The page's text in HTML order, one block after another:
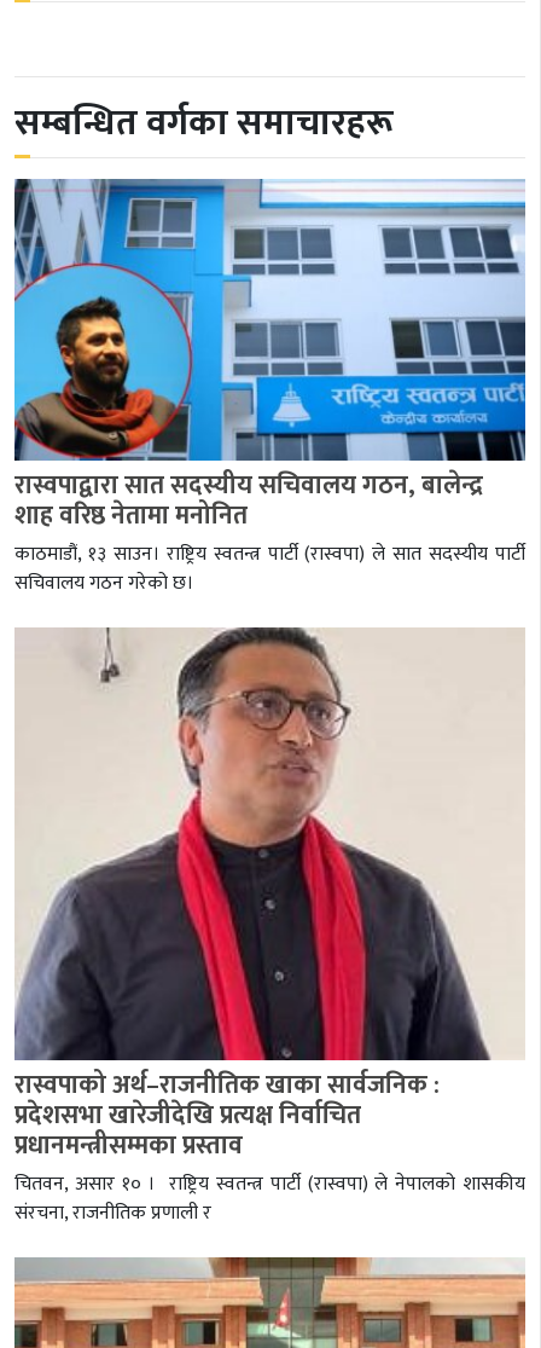
सम्बन्धित वर्गका समाचारहरू
रास्वपाद्वारा सात सदस्यीय सचिवालय गठन, बालेन्द्र
शाह वरिष्ठ नेतामा मनोनित
काठमाडौं, १३ साउन। राष्ट्रिय स्वतन्त्र पार्टी (रास्वपा) ले सात सदस्यीय पार्टी
सचिवालय गठन गरेको छ।
रास्वपाको अर्थ–राजनीतिक खाका सार्वजनिक :
प्रदेशसभा खारेजीदेखि प्रत्यक्ष निर्वाचित
प्रधानमन्त्रीसम्मका प्रस्ताव
चितवन, असार १० । राष्ट्रिय स्वतन्त्र पार्टी (रास्वपा) ले नेपालको शासकीय
संरचना, राजनीतिक प्रणाली र